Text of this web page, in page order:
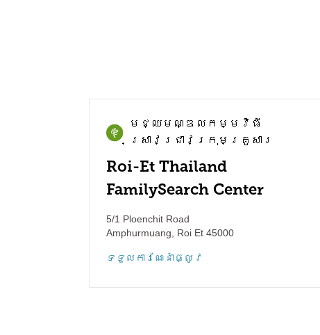
មជ្ឈមណ្ឌល​កម្មវិធី​
ស្រាវជ្រាវ​ក្រុមគ្រួសារ
Roi-Et Thailand
FamilySearch Center
5/1 Ploenchit Road
Amphurmuang
Roi Et 45000
ទទួល​ការណែនាំ​ផ្លូវ